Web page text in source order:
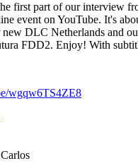
first part of our interview
event on YouTube. It's
new DLC Netherlands and
FDD2. Enjoy! With
wgqw6TS4ZE8